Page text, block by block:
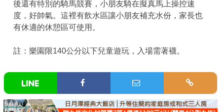
後還有特別的騎馬競賽，小朋友騎在擬真馬上操控速
度，好帥氣。這裡有飲水區讓小朋友補充水份，家長也
有休適的休憩區可使用。
註：樂園限140公分以下兒童遊玩，入場需著襪。